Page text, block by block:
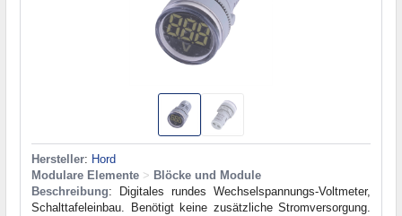
Hersteller: Hord
Modulare Elemente > Blöcke und Module
Beschreibung: Digitales rundes Wechselspannungs-Voltmeter,
Schalttafeleinbau. Benötigt keine zusätzliche Stromversorgung.